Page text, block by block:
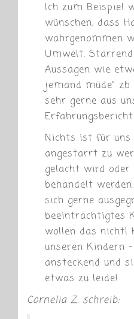
Ich zum Beispiel
wünschen, dass
wahrgenommen
Umwelt.
Aussagen wie
jemand müde“
sehr gerne aus
Erfahrungsbericht
Nichts ist für uns
angestarrt zu
gelacht wird
behandelt
sich gerne
beeinträchtigtes
wollen das nicht!
unseren Kindern
ansteckend und
etwas zu leide!
Cornelia Z. schreib: